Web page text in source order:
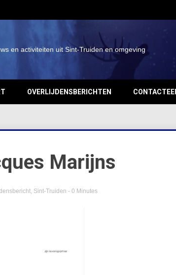
en activiteiten uit Sint-Truiden en omgeving
OVERLIJDENSBERICHTEN
Marijns
, Sint-Truiden - 0 Minutes